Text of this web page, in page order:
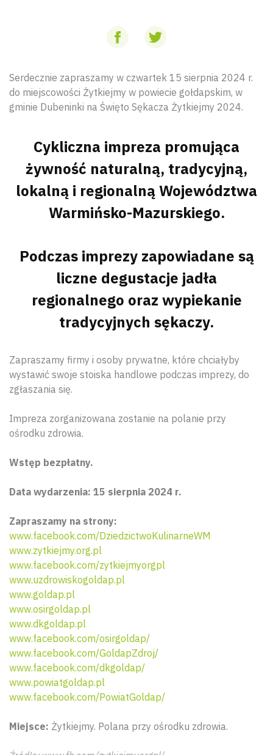
Serdecznie zapraszamy w czwartek 15 sierpnia 2024 r.
do miejscowości Żytkiejmy w powiecie gołdapskim, w
gminie Dubeninki na Święto Sękacza Żytkiejmy 2024.
Cykliczna impreza promująca
żywność naturalną, tradycyjną,
lokalną i regionalną Województwa
Warmińsko-Mazurskiego.
Podczas imprezy zapowiadane są
liczne degustacje jadła
regionalnego oraz wypiekanie
tradycyjnych sękaczy.
Zapraszamy firmy i osoby prywatne, które chciałyby
wystawić swoje stoiska handlowe podczas imprezy, do
zgłaszania się.
Impreza zorganizowana zostanie na polanie przy
ośrodku zdrowia.
Wstęp bezpłatny.
Data wydarzenia: 15 sierpnia 2024 r.
Zapraszamy na strony:
www.facebook.com/DziedzictwoKulinarneWM
www.zytkiejmy.org.pl
www.facebook.com/zytkiejmyorgpl
www.uzdrowiskogoldap.pl
www.goldap.pl
www.osirgoldap.pl
www.dkgoldap.pl
www.facebook.com/osirgoldap/
www.facebook.com/GoldapZdroj/
www.facebook.com/dkgoldap/
www.powiatgoldap.pl
www.facebook.com/PowiatGoldap/
Miejsce: Żytkiejmy. Polana przy ośrodku zdrowia.